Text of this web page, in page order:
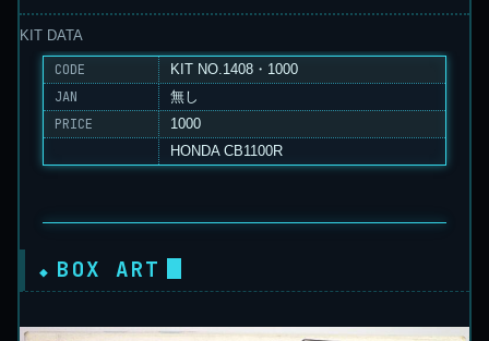
KIT DATA
CODE KIT NO.1408・1000
JAN 無し
PRICE
1000
HONDA CB1100R
BOX ART